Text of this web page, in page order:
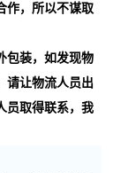
作，所以不谋取
包装，如发现物
请让物流人员出
员取得联系，我